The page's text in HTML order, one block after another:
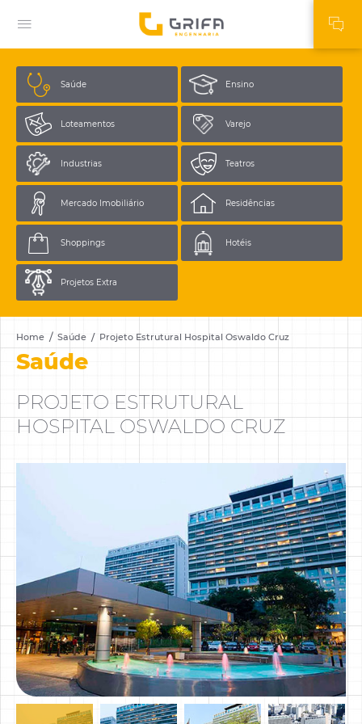
Home Saúde Projeto Estrutural Hospital Oswaldo Cruz
Saúde
Saúde Ensino
Loteamentos Varejo
Industrias Teatros
Mercado Imobiliário Residências
Shoppings Hotéis
Projetos Extra
PROJETO ESTRUTURAL
HOSPITAL OSWALDO CRUZ
Cadastre-